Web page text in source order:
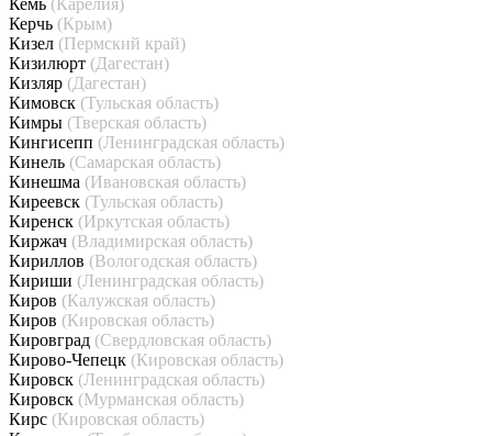
Кемь (Карелия)
Керчь (Крым)
Кизел (Пермский край)
Кизилюрт (Дагестан)
Кизляр (Дагестан)
Кимовск (Тульская область)
Кимры (Тверская область)
Кингисепп (Ленинградская область)
Кинель (Самарская область)
Кинешма (Ивановская область)
Киреевск (Тульская область)
Киренск (Иркутская область)
Киржач (Владимирская область)
Кириллов (Вологодская область)
Кириши (Ленинградская область)
Киров (Калужская область)
Киров (Кировская область)
Кировград (Свердловская область)
Кирово-Чепецк (Кировская область)
Кировск (Ленинградская область)
Кировск (Мурманская область)
Кирс (Кировская область)